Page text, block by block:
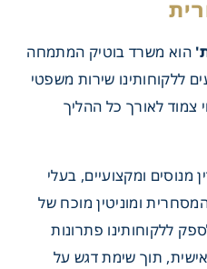
הוא משרד בוטיק המתמחה
ללקוחותינו שירות משפטי
צמוד לאורך כל ההליך
מנוסים ומקצועיים, בעלי
ומוניטין מוכח של
ללקוחותינו פתרונות
אישית, תוך שימת דגש על